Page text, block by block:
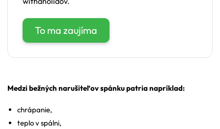
To ma zaujíma
Medzi bežných narušiteľov spánku patria napríklad:
chrápanie,
teplo v spálni,